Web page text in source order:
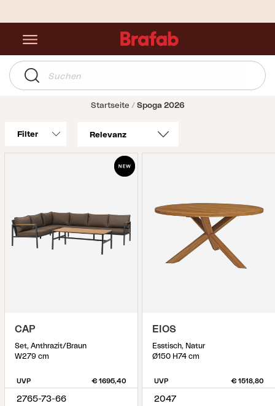
Startseite Spoga 2026
Filter
CAP
Set, Anthrazit/Braun
W279 cm
UVP € 1695,40
2765-73-66
EIOS
Esstisch, Natur
Ø150 H74 cm
UVP € 1518,80
2047